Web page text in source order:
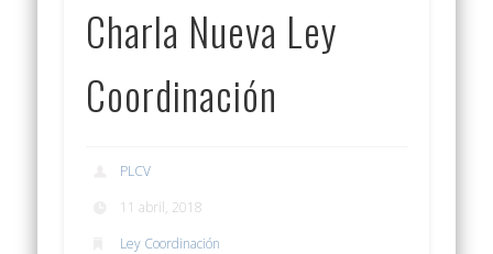
Charla Nueva Ley
Coordinación
PLCV
11 abril, 2018
Ley Coordinación